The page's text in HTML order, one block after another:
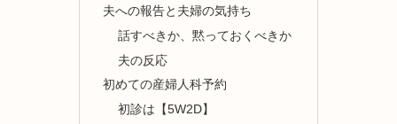
夫への報告と夫婦の気持ち
話すべきか、黙っておくべきか
夫の反応
初めての産婦人科予約
初診は【5W2D】